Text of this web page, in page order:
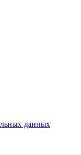
данных